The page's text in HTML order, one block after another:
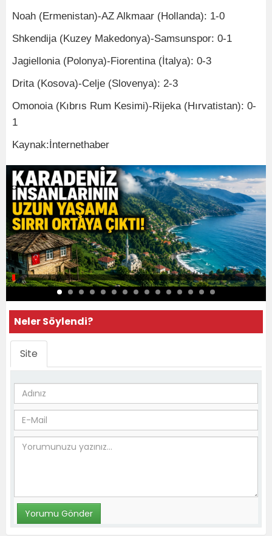
Noah (Ermenistan)-AZ Alkmaar (Hollanda): 1-0
Shkendija (Kuzey Makedonya)-Samsunspor: 0-1
Jagiellonia (Polonya)-Fiorentina (İtalya): 0-3
Drita (Kosova)-Celje (Slovenya): 2-3
Omonoia (Kıbrıs Rum Kesimi)-Rijeka (Hırvatistan): 0-
1
Kaynak:İnternethaber
Neler Söylendi?
Site